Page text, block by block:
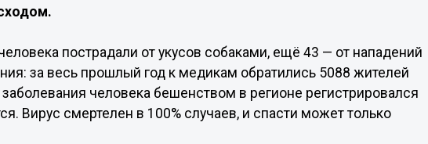
пострадали от укусов собаками, ещё 43 — от нападений
за весь прошлый год к медикам обратились 5088 жителей
человека бешенством в регионе регистрировался
Вирус смертелен в 100% случаев, и спасти может только